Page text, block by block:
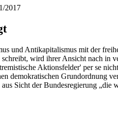
2017
und Antikapitalismus mit der
wird ihrer Ansicht nach in
Aktionsfelder' per se
demokratischen Grundordnung
Sicht der Bundesregierung